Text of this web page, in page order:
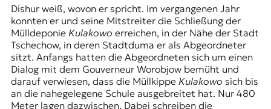
Dishur weiß, wovon er spricht. Im vergangenen Jahr
konnten er und seine Mitstreiter die Schließung der
Mülldeponie Kulakowo erreichen, in der Nähe der Stadt
Tschechow, in deren Stadtduma er als Abgeordneter
sitzt. Anfangs hatten die Abgeordneten sich um einen
Dialog mit dem Gouverneur Worobjow bemüht und
darauf verwiesen, dass die Müllkippe Kulakowo sich bis
an die nahegelegene Schule ausgebreitet hat. Nur 480
Meter lagen dazwischen. Dabei schreiben die